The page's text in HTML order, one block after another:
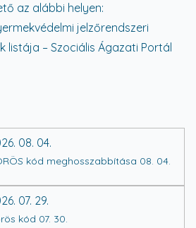
08. 04.
kód meghosszabbítása 08. 04.
07. 29.
kód 07. 30.
az alábbi helyen:
jelzőrendszeri
listája – Szociális Ágazati Portál